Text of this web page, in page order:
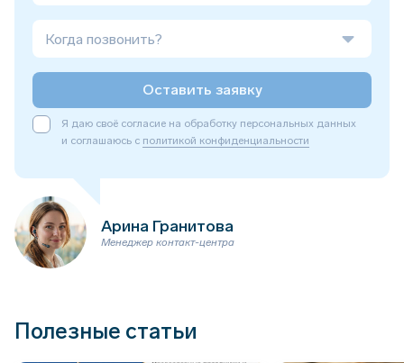
Когда позвонить?
Оставить заявку
Я даю своё согласие на обработку персональных данных
и соглашаюсь с политикой конфиденциальности
Арина Гранитова
Менеджер контакт-центра
Полезные статьи